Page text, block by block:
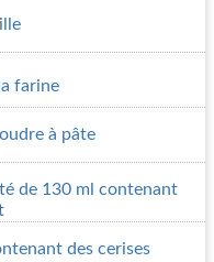
farine
à pâte
de 130 ml contenant
des cerises